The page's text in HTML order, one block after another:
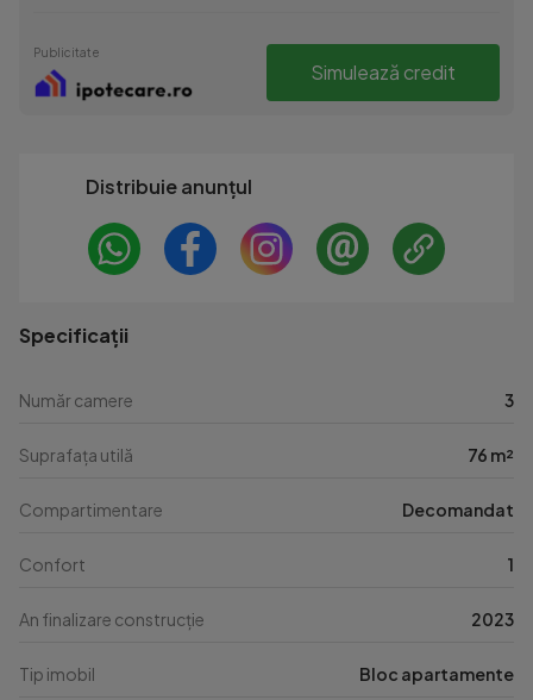
Publicitate
Simulează credit
Distribuie anunțul
Specificații
Număr camere 3
Suprafața utilă 76 m²
Compartimentare Decomandat
Confort 1
An finalizare construcție 2023
Tip imobil Bloc apartamente